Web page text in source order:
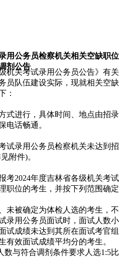
用公务员检察机关相关空缺职位
剂公告
关考试录用公务员公告》有关
员队伍建设实际，现就相关空缺
：
进行，具体时间、地点由招录
电话畅通。
录用公务员检察机关未达到招
附件)。
2024年度吉林省各级机关考试
职位的考生，并按下列范围确定
被确定为体检人选的考生，不
录用公务员面试时，面试人数小
试成绩未达到其所在面试考官组
有效面试成绩平均分的考生。
与符合调剂条件要求人选1:5比